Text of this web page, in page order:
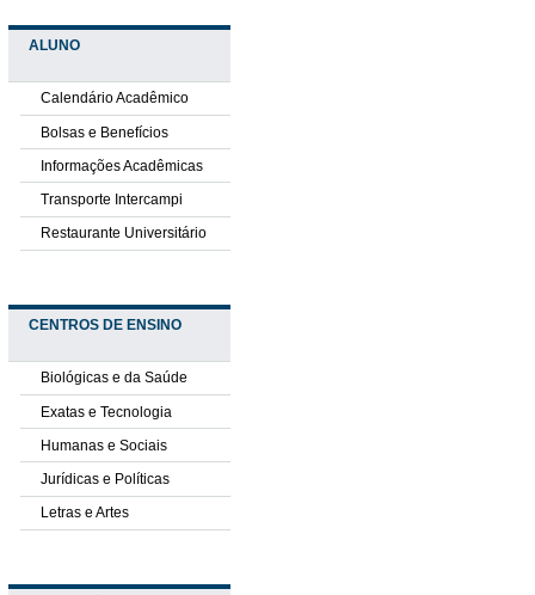
ALUNO
Calendário Acadêmico
Bolsas e Benefícios
Informações Acadêmicas
Transporte Intercampi
Restaurante Universitário
CENTROS DE ENSINO
Biológicas e da Saúde
Exatas e Tecnologia
Humanas e Sociais
Jurídicas e Políticas
Letras e Artes